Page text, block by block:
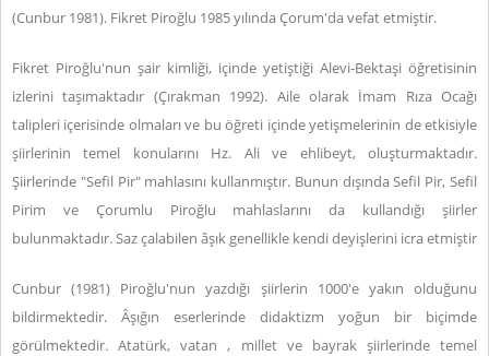
(Cunbur 1981). Fikret Piroğlu 1985 yılında Çorum'da vefat etmiştir.
Fikret Piroğlu'nun şair kimliği, içinde yetiştiği Alevi-Bektaşi öğretisinin
izlerini taşımaktadır (Çırakman 1992). Aile olarak İmam Rıza Ocağı
talipleri içerisinde olmaları ve bu öğreti içinde yetişmelerinin de etkisiyle
şiirlerinin temel konularını Hz. Ali ve ehlibeyt, oluşturmaktadır.
Şiirlerinde "Sefil Pir" mahlasını kullanmıştır. Bunun dışında Sefil Pir, Sefil
Pirim ve Çorumlu Piroğlu mahlaslarını da kullandığı şiirler
bulunmaktadır. Saz çalabilen âşık genellikle kendi deyişlerini icra etmiştir
Cunbur (1981) Piroğlu'nun yazdığı şiirlerin 1000'e yakın olduğunu
bildirmektedir. Âşığın eserlerinde didaktizm yoğun bir biçimde
görülmektedir. Atatürk, vatan , millet ve bayrak şiirlerinde temel